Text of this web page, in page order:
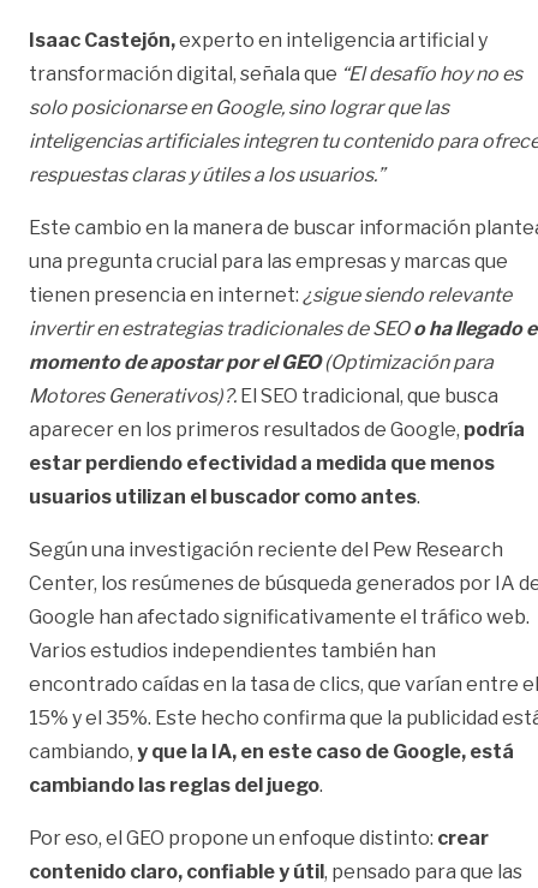
Isaac Castejón,experto en inteligencia artificial y
transformación digital, señala que “El desafío hoy no es
solo posicionarse en Google, sino lograr que las
inteligencias artificiales integren tu contenido para
respuestas claras y útiles a los usuarios.”
Este cambio en la manera de buscar información
una pregunta crucial para las empresas y marcas que
tienen presencia en internet: ¿sigue siendo relevante
invertir en estrategias tradicionales de SEOo ha llegado
momento de apostar por el GEO(Optimización para
Motores Generativos)?. El SEO tradicional, que busca
aparecer en los primeros resultados de Google, podría
estar perdiendo efectividad a medida que menos
usuarios utilizan el buscador como antes.
Según una investigación reciente del Pew Research
Center, los resúmenes de búsqueda generados por IA
Google han afectado significativamente el tráfico web.
Varios estudios independientes también han
encontrado caídas en la tasa de clics, que varían entre el
15% y el 35%. Este hecho confirma que la publicidad
cambiando, y que la IA, en este caso de Google, está
cambiando las reglas del juego.
Por eso, el GEO propone un enfoque distinto: crear
contenido claro, confiable y útil, pensado para que las